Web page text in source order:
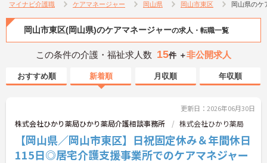
マイナビ介護職 ケアマネージャー 岡山県 岡山市東区 岡山県のケ
岡山市東区(岡山県)のケアマネージャーの求人・転職一覧
この条件の介護・福祉求人数 15件 ＋非公開求人
おすすめ順 新着順 月収順 年収順
更新日：2026年06月30日
株式会社ひかり薬局ひかり薬局介護相談事務所 株式会社ひかり薬局
【岡山県／岡山市東区】日祝固定休み＆年間休日
115日◎居宅介護支援事業所でのケアマネジャー